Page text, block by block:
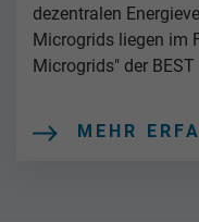
dezentralen
Microgrids liegen im
Microgrids" der BEST
MEHR